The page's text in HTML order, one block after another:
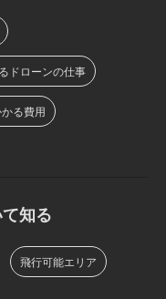
ドローンの仕事
る費用
知る
飛行可能エリア